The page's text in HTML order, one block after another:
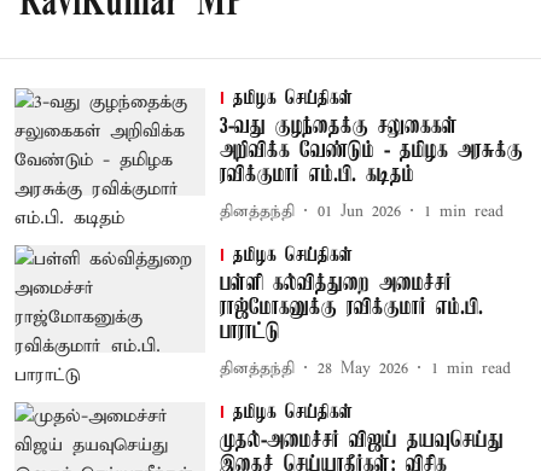
தமிழக செய்திகள்
3-வது குழந்தைக்கு சலுகைகள்
அறிவிக்க வேண்டும் - தமிழக அரசுக்கு
ரவிக்குமார் எம்.பி. கடிதம்
தினத்தந்தி 01 Jun 2026 1 min read
தமிழக செய்திகள்
பள்ளி கல்வித்துறை அமைச்சர்
ராஜ்மோகனுக்கு ரவிக்குமார் எம்.பி.
பாராட்டு
தினத்தந்தி 28 May 2026 1 min read
தமிழக செய்திகள்
முதல்-அமைச்சர் விஜய் தயவுசெய்து
இதைச் செய்யாதீர்கள்: விசிக